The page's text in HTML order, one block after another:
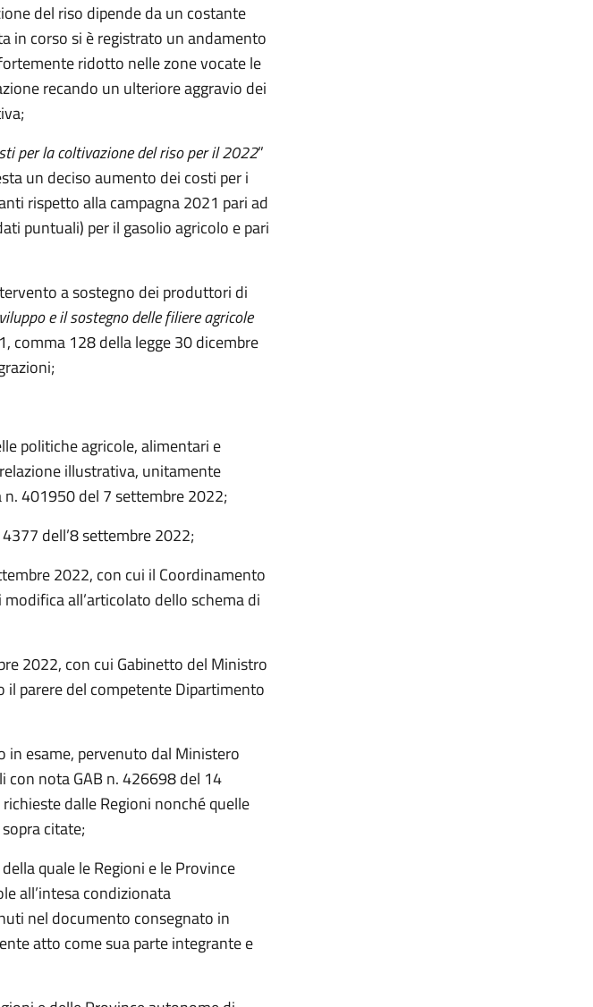
del riso dipende da un costante
in corso si è registrato un andamento
ridotto nelle zone vocate le
recando un ulteriore aggravio dei
per la coltivazione del riso per il 2022”
un deciso aumento dei costi per i
rispetto alla campagna 2021 pari ad
puntuali) per il gasolio agricolo e pari
a sostegno dei produttori di
e il sostegno delle filiere agricole
comma 128 della legge 30 dicembre
politiche agricole, alimentari e
illustrativa, unitamente
401950 del 7 settembre 2022;
dell’8 settembre 2022;
2022, con cui il Coordinamento
all’articolato dello schema di
2022, con cui Gabinetto del Ministro
il parere del competente Dipartimento
esame, pervenuto dal Ministero
con nota GAB n. 426698 del 14
dalle Regioni nonché quelle
citate;
quale le Regioni e le Province
all’intesa condizionata
nel documento consegnato in
atto come sua parte integrante e